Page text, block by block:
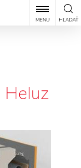
HĽADAŤ
MENU
Heluz